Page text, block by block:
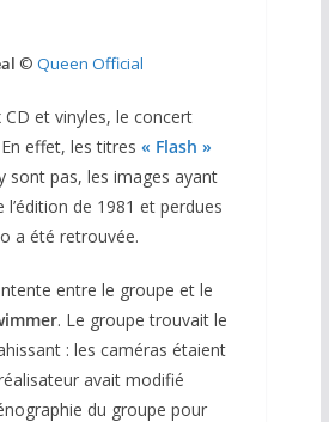
© Queen Official
et vinyles, le concert
effet, les titres « Flash »
sont pas, les images ayant
de 1981 et perdues
a été retrouvée.
entre le groupe et le
. Le groupe trouvait le
: les caméras étaient
avait modifié
du groupe pour